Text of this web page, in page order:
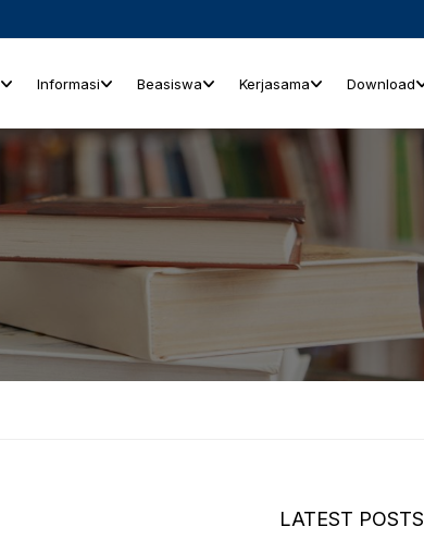
Informasi Beasiswa Kerjasama Download
LATEST POSTS